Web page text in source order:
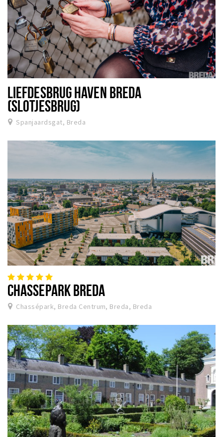
LIEFDESBRUG HAVEN BREDA
(SLOTJESBRUG)
Spanjaardsgat, Breda
CHASSEPARK BREDA
Chassépark, Breda Centrum, Breda, Breda